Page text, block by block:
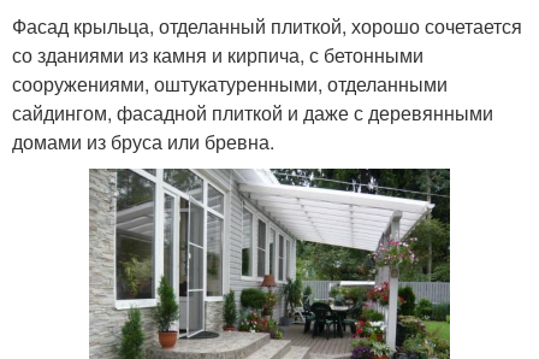
Фасад крыльца, отделанный плиткой, хорошо сочетается
со зданиями из камня и кирпича, с бетонными
сооружениями, оштукатуренными, отделанными
сайдингом, фасадной плиткой и даже с деревянными
домами из бруса или бревна.